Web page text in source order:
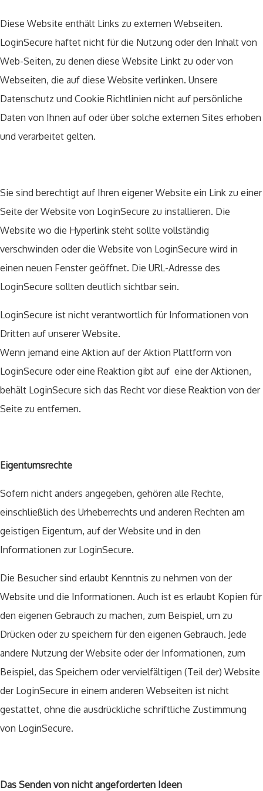
Diese Website enthält Links zu externen Webseiten.
LoginSecure haftet nicht für die Nutzung oder den Inhalt von
Web-Seiten, zu denen diese Website Linkt zu oder von
Webseiten, die auf diese Website verlinken. Unsere
Datenschutz und Cookie Richtlinien nicht auf persönliche
Daten von Ihnen auf oder über solche externen Sites erhoben
und verarbeitet gelten.
Sie sind berechtigt auf Ihren eigener Website ein Link zu einer
Seite der Website von LoginSecure zu installieren. Die
Website wo die Hyperlink steht sollte vollständig
verschwinden oder die Website von LoginSecure wird in
einen neuen Fenster geöffnet. Die URL-Adresse des
LoginSecure sollten deutlich sichtbar sein.
LoginSecure ist nicht verantwortlich für Informationen von
Dritten auf unserer Website.
Wenn jemand eine Aktion auf der Aktion Plattform von
LoginSecure oder eine Reaktion gibt auf eine der Aktionen,
behält LoginSecure sich das Recht vor diese Reaktion von der
Seite zu entfernen.
Eigentumsrechte
Sofern nicht anders angegeben, gehören alle Rechte,
einschließlich des Urheberrechts und anderen Rechten am
geistigen Eigentum, auf der Website und in den
Informationen zur LoginSecure.
Die Besucher sind erlaubt Kenntnis zu nehmen von der
Website und die Informationen. Auch ist es erlaubt Kopien für
den eigenen Gebrauch zu machen, zum Beispiel, um zu
Drücken oder zu speichern für den eigenen Gebrauch. Jede
andere Nutzung der Website oder der Informationen, zum
Beispiel, das Speichern oder vervielfältigen (Teil der) Website
der LoginSecure in einem anderen Webseiten ist nicht
gestattet, ohne die ausdrückliche schriftliche Zustimmung
von LoginSecure.
Das Senden von nicht angeforderten Ideen